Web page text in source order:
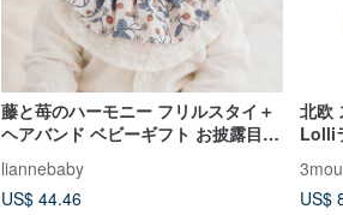
藤と苺のハーモニー フリルスタイ＋
ヘアバンド ベビーギフト お披露目プ
レゼント 満月祝い ベビーギフトボッ
クス
liannebaby
US$ 44.46
北欧
Lolli
US$